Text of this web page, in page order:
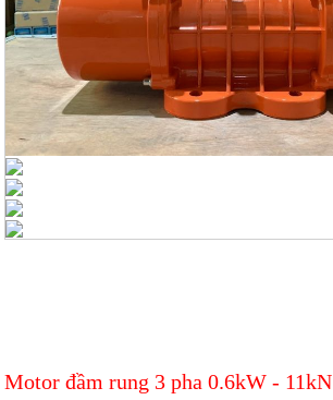
Motor đầm rung 3 pha 0.6kW - 11kN